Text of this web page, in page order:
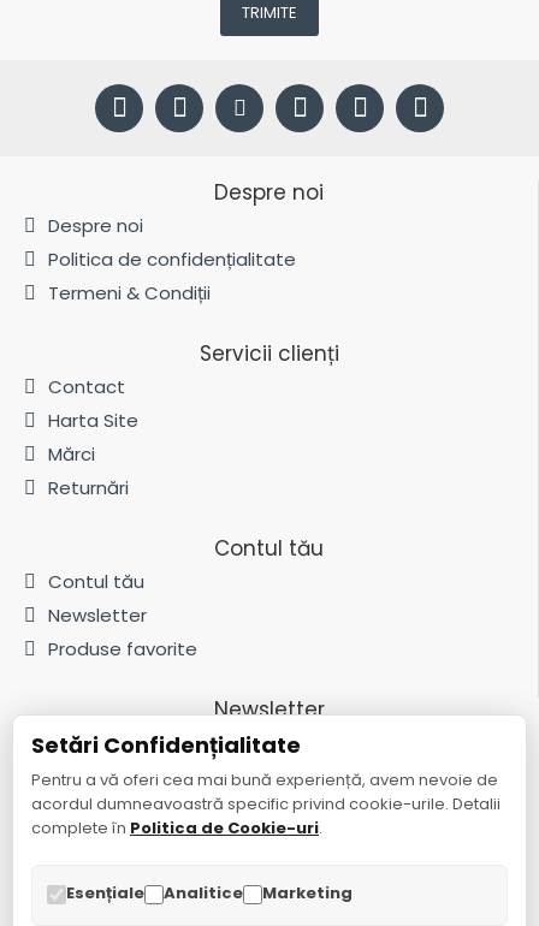
TRIMITE
Despre noi
Despre noi
Politica de confidențialitate
Termeni & Condiții
Servicii clienți
Contact
Harta Site
Mărci
Returnări
Contul tău
Contul tău
Newsletter
Produse favorite
Newsletter
Fii la curent cu noutățile și promoțiile abonându-te la newsletter-ul
Trimite
Setări Confidențialitate
Pentru a vă oferi cea mai bună experiență, avem nevoie de
acordul dumneavoastră specific privind cookie-urile. Detalii
complete în Politica de Cookie-uri.
Esențiale Analitice Marketing